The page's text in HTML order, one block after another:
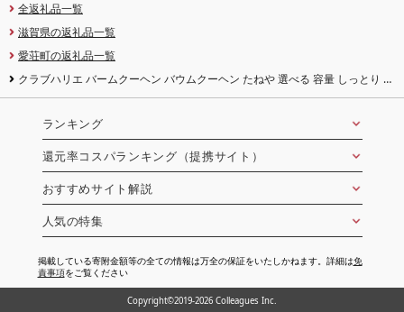
全返礼品一覧
滋賀県の返礼品一覧
愛荘町の返礼品一覧
クラブハリエ バームクーヘン バウムクーヘン たねや 選べる 容量 しっとり ふ
ランキング
還元率コスパランキング（提携サイト）
おすすめサイト解説
人気の特集
掲載している寄附金額等の全ての情報は万全の保証をいたしかねます。詳細は免
責事項をご覧ください
Copyright©2019-2026 Colleagues Inc.